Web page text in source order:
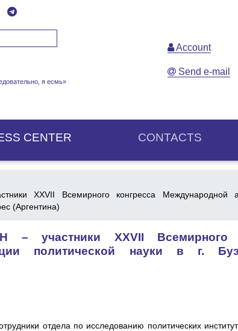
я есмь»
Account
Send e-mail
CENTER CONTACTS
XXVII Всемирного конгресса Международной
(Аргентина)
участники XXVII Всемирного
политической науки в г.
отдела по исследованию политических